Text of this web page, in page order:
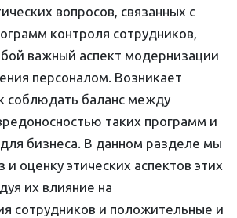
вопросов, связанных с
контроля сотрудников,
важный аспект модернизации
персоналом. Возникает
соблюдать баланс между
таких программ и
бизнеса. В данном разделе мы
оценку этических аспектов этих
их влияние на
сотрудников и положительные и